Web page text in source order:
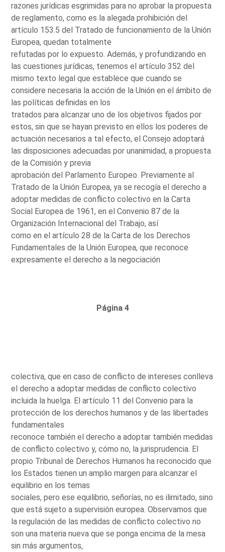
razones jurídicas esgrimidas para no aprobar la propuesta
de reglamento, como es la alegada prohibición del
artículo 153.5 del Tratado de funcionamiento de la Unión
Europea, quedan totalmente
refutadas por lo expuesto. Además, y profundizando en
las cuestiones jurídicas, tenemos el artículo 352 del
mismo texto legal que establece que cuando se
considere necesaria la acción de la Unión en el ámbito de
las políticas definidas en los
tratados para alcanzar uno de los objetivos fijados por
estos, sin que se hayan previsto en ellos los poderes de
actuación necesarios a tal efecto, el Consejo adoptará
las disposiciones adecuadas por unanimidad, a propuesta
de la Comisión y previa
aprobación del Parlamento Europeo. Previamente al
Tratado de la Unión Europea, ya se recogía el derecho a
adoptar medidas de conflicto colectivo en la Carta
Social Europea de 1961, en el Convenio 87 de la
Organización Internacional del Trabajo, así
como en el artículo 28 de la Carta de los Derechos
Fundamentales de la Unión Europea, que reconoce
expresamente el derecho a la negociación
Página 4
colectiva, que en caso de conflicto de intereses conlleva
el derecho a adoptar medidas de conflicto colectivo
incluida la huelga. El artículo 11 del Convenio para la
protección de los derechos humanos y de las libertades
fundamentales
reconoce también el derecho a adoptar también medidas
de conflicto colectivo y, cómo no, la jurisprudencia. El
propio Tribunal de Derechos Humanos ha reconocido que
los Estados tienen un amplio margen para alcanzar el
equilibrio en los temas
sociales, pero ese equilibrio, señorías, no es ilimitado, sino
que está sujeto a supervisión europea. Observamos que
la regulación de las medidas de conflicto colectivo no
son una materia nueva que se ponga encima de la mesa
sin más argumentos,